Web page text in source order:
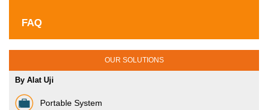
FAQ
OUR SOLUTIONS
By Alat Uji
Portable System